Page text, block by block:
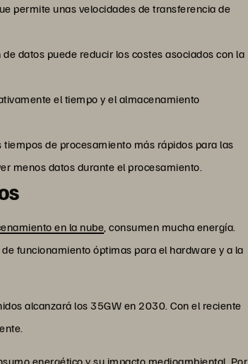
permite unas velocidades de transferencia de
datos puede reducir los costes asociados con la
el tiempo y el almacenamiento
de procesamiento más rápidos para las
menos datos durante el procesamiento.
en la nube , consumen mucha energía.
funcionamiento óptimas para el hardware y a la
alcanzará los 35GW en 2030. Con el reciente
energético y su impacto medioambiental. Por